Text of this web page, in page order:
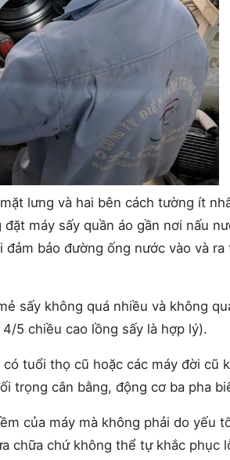
lưng và hai bên cách tường ít
máy sấy quần áo gần nơi nấu
bảo đường ống nước vào và
sấy không quá nhiều và không
5 chiều cao lồng sấy là hợp lý).
tuổi thọ cũ hoặc các máy đời cũ
trọng cân bằng, động cơ ba pha
của máy mà không phải do yếu
chữa chứ không thể tự khắc phục